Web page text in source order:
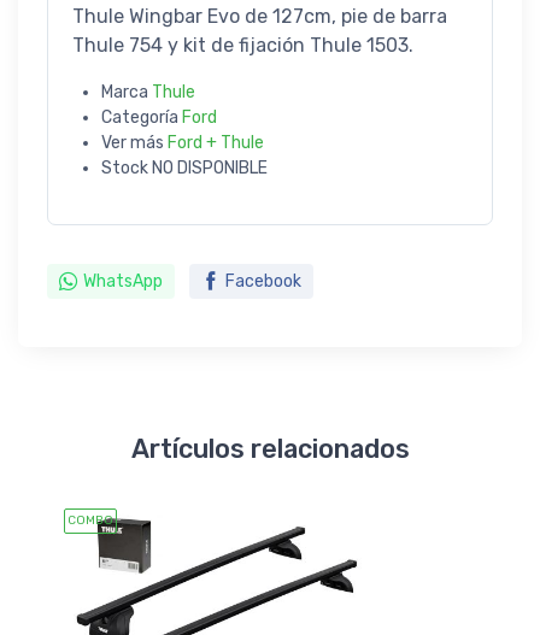
Thule Wingbar Evo de 127cm, pie de barra
Thule 754 y kit de fijación Thule 1503.
Marca Thule
Categoría Ford
Ver más Ford + Thule
Stock NO DISPONIBLE
WhatsApp Facebook
Artículos relacionados
COMBO